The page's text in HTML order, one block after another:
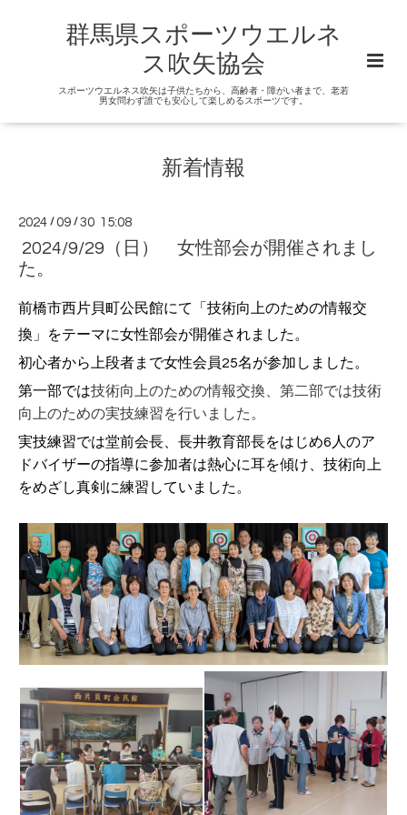
群馬県スポーツウエルネ
ス吹矢協会
スポーツウエルネス吹矢は子供たちから、高齢者・障がい者まで、老若
男女問わず誰でも安心して楽しめるスポーツです。
新着情報
2024 /09 /30 15:08
2024/9/29（日） 女性部会が開催されまし
た。
前橋市西片貝町公民館にて「技術向上のための情報交
換」をテーマに女性部会が開催されました。
初心者から上段者まで女性会員25名が参加しました。
第一部では技術向上のための情報交換、第二部では技術
向上のための実技練習を行いました。
実技練習では堂前会長、長井教育部長をはじめ6人のア
ドバイザーの指導に参加者は熱心に耳を傾け、技術向上
をめざし真剣に練習していました。